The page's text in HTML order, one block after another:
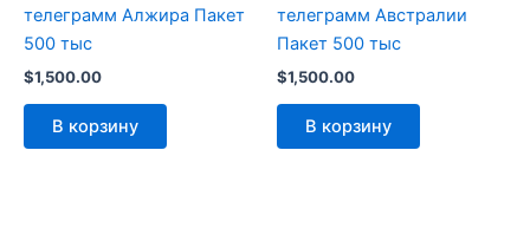
телеграмм Алжира Пакет
500 тыс
$1,500.00
В корзину
телеграмм Австралии
Пакет 500 тыс
$1,500.00
В корзину